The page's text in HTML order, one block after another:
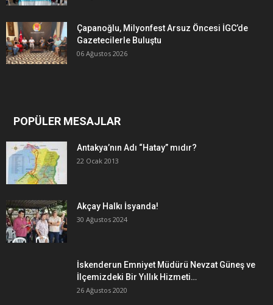
Çapanoğlu, Milyonfest Arsuz Öncesi İGC’de
Gazetecilerle Buluştu
06 Ağustos 2026
POPÜLER MESAJLAR
Antakya’nın Adı “Hatay” mıdır?
22 Ocak 2013
Akçay Halkı İsyanda!
30 Ağustos 2024
İskenderun Emniyet Müdürü Nevzat Güneş ve
İlçemizdeki Bir Yıllık Hizmeti…
26 Ağustos 2020